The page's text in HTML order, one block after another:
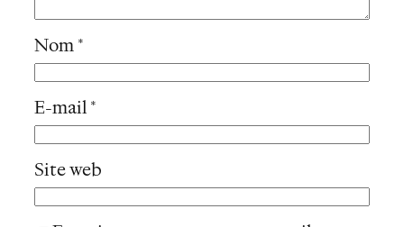
Nom *
E-mail *
Site web